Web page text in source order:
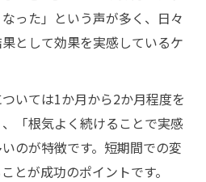
リーム口コミで継続の重要
ップクリーム口コミの実
バストアップクリーム効果
リーム継続利用者の口コミ
った」という声が多く、日々
として効果を実感しているケ
いては1か月から2か月程度を
「根気よく続けることで実感
のが特徴です。短期間での変
とが成功のポイントです。